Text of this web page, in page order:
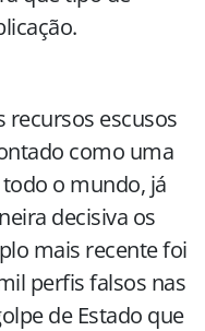
recursos escusos
como uma
o mundo, já
decisiva os
mais recente foi
perfis falsos nas
de Estado que